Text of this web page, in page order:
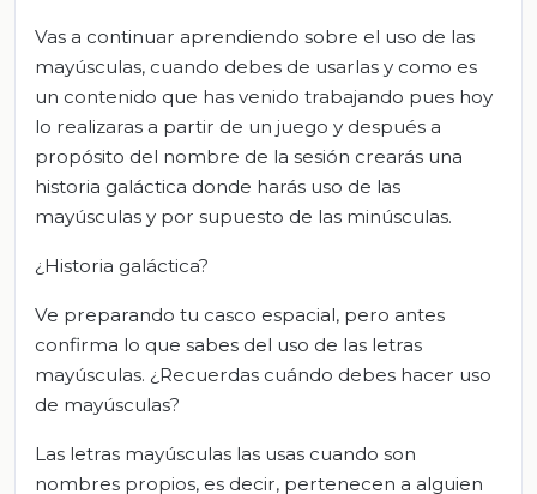
Vas a continuar aprendiendo sobre el uso de las
mayúsculas, cuando debes de usarlas y como es
un contenido que has venido trabajando pues hoy
lo realizaras a partir de un juego y después a
propósito del nombre de la sesión crearás una
historia galáctica donde harás uso de las
mayúsculas y por supuesto de las minúsculas.
¿Historia galáctica?
Ve preparando tu casco espacial, pero antes
confirma lo que sabes del uso de las letras
mayúsculas. ¿Recuerdas cuándo debes hacer uso
de mayúsculas?
Las letras mayúsculas las usas cuando son
nombres propios, es decir, pertenecen a alguien